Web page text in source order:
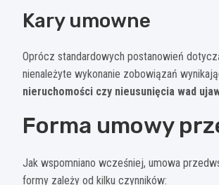
Kary umowne
Oprócz standardowych postanowień
nienależyte wykonanie zobowiązań
nieruchomości czy nieusunięcia wad
Forma umowy
Jak wspomniano wcześniej, umowa
formy zależy od kilku czynników: